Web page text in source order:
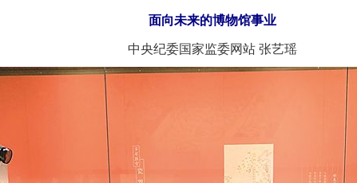
面向未来的博物馆事业
中央纪委国家监委网站 张艺瑶